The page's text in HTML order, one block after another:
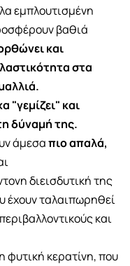
εμπλουτισμένη
βαθιά
και
στα
"γεμίζει" και
δύναμή της.
άμεσαπιο απαλά,
διεισδυτική της
έχουν ταλαιπωρηθεί
και
κερατίνη, που